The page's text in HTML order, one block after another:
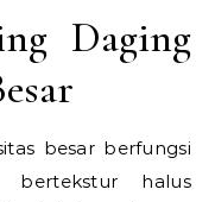
Daging
besar berfungsi
bertekstur halus